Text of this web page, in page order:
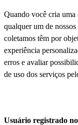
Quando você cria
qualquer um de
coletamos têm por
experiência
erros e avaliar
de uso dos serviços
Usuário registrado